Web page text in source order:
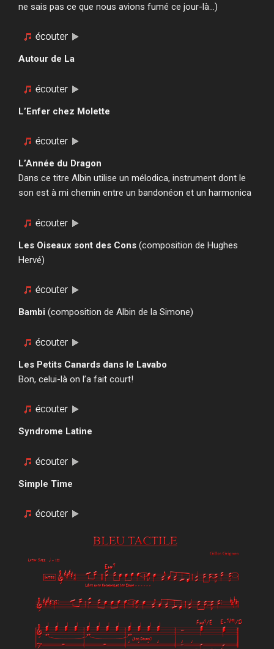
ne sais pas ce que nous avions fumé ce jour-là…)
Autour de La
L’Enfer chez Molette
L’Année du Dragon
Dans ce titre Albin utilise un mélodica, instrument dont le
son est à mi chemin entre un bandonéon et un harmonica
Les Oiseaux sont des Cons (composition de Hughes
Hervé)
Bambi (composition de Albin de la Simone)
Les Petits Canards dans le Lavabo
Bon, celui-là on l’a fait court!
Syndrome Latine
Simple Time